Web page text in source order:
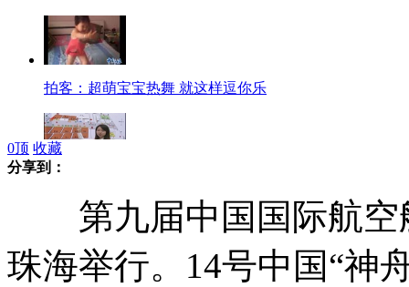
拍客：超萌宝宝热舞 就这样逗你乐
日产商大规模展示望提升在中国业绩
0顶 收藏
分享到：
第九届中国国际航空
珠海举行。14号中国“神